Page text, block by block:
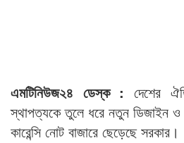
এমটিনিউজ২৪ ডেস্ক : দেশের
স্থাপত্যকে তুলে ধরে নতুন ডিজাইন ও
কারেন্সি নোট বাজারে ছেড়েছে সরকার।